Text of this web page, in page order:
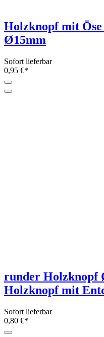
Holzknopf mit
Ø15mm
Sofort lieferbar
0,95 €*
runder Holzknopf
Holzknopf mit
Sofort lieferbar
0,80 €*